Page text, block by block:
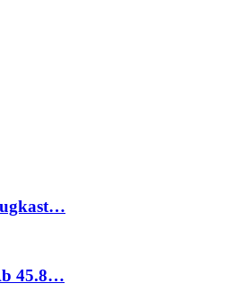
45.8…